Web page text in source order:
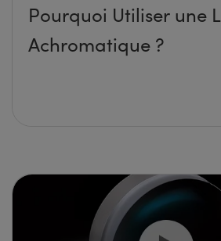
Pourquoi Utiliser une
Achromatique ?